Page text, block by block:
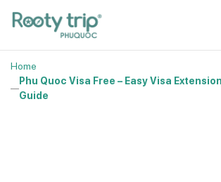
Home
Phu Quoc Visa Free – Easy Visa
Guide